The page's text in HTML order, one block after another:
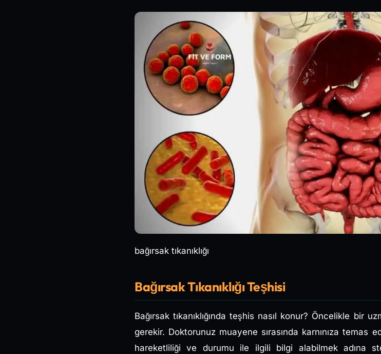
bağırsak tıkanıklığı
Bağırsak Tıkanıklığı Teşhisi
Bağırsak tıkanıklığında teşhis nasıl konur? Öncelikle bir
gerekir. Doktorunuz muayene sırasında karnınıza temas
hareketliliği ve durumu ile ilgili bilgi alabilmek adına